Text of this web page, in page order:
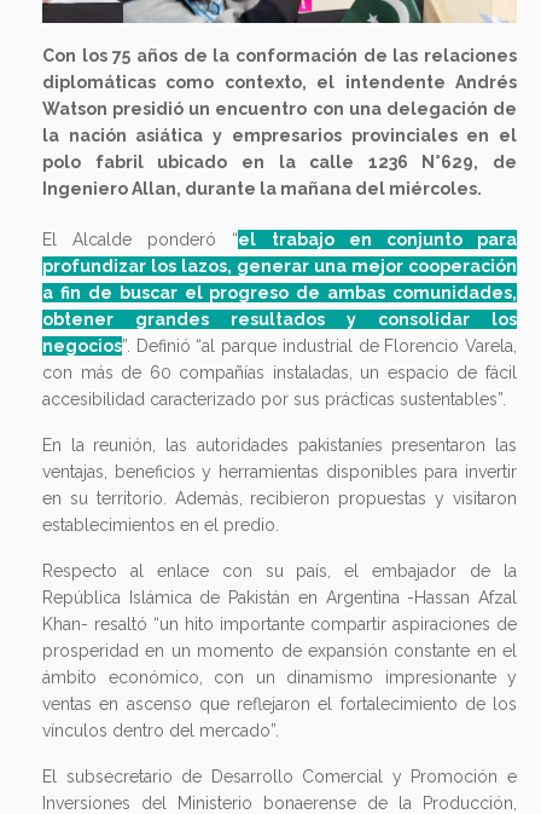
Con los 75 años de la conformación de las relaciones
diplomáticas como contexto, el intendente Andrés
Watson presidió un encuentro con una delegación de
la nación asiática y empresarios provinciales en el
polo fabril ubicado en la calle 1236 N°629, de
Ingeniero Allan, durante la mañana del miércoles.
El Alcalde ponderó “el trabajo en conjunto para
profundizar los lazos, generar una mejor cooperación
a fin de buscar el progreso de ambas comunidades,
obtener grandes resultados y consolidar los
negocios”. Definió “al parque industrial de Florencio Varela,
con más de 60 compañías instaladas, un espacio de fácil
accesibilidad caracterizado por sus prácticas sustentables”.
En la reunión, las autoridades pakistaníes presentaron las
ventajas, beneficios y herramientas disponibles para invertir
en su territorio. Además, recibieron propuestas y visitaron
establecimientos en el predio.
Respecto al enlace con su país, el embajador de la
República Islámica de Pakistán en Argentina -Hassan Afzal
Khan- resaltó “un hito importante compartir aspiraciones de
prosperidad en un momento de expansión constante en el
ámbito económico, con un dinamismo impresionante y
ventas en ascenso que reflejaron el fortalecimiento de los
vínculos dentro del mercado”.
El subsecretario de Desarrollo Comercial y Promoción e
Inversiones del Ministerio bonaerense de la Producción,